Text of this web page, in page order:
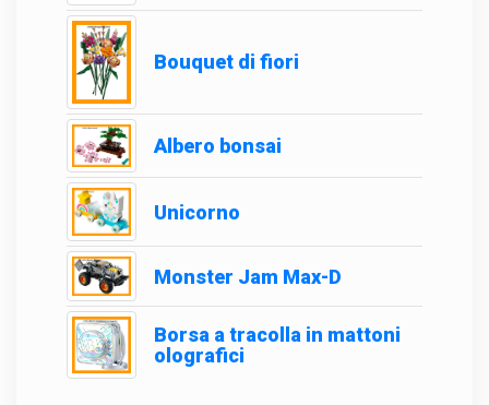
Bouquet di fiori
Albero bonsai
Unicorno
Monster Jam Max-D
Borsa a tracolla in mattoni
olografici